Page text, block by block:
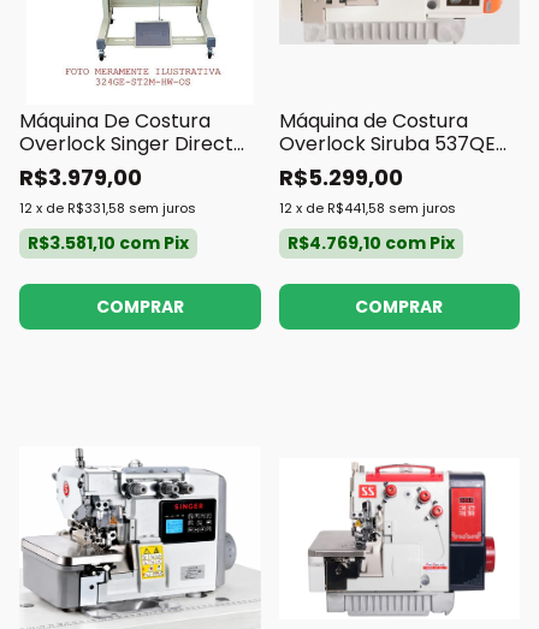
Máquina De Costura
Overlock Singer Direct
Drive 3 Fios
R$3.979,00
12x de R$331,58 sem juros
R$3.581,10 com Pix
COMPRAR
Máquina de Costura
Overlock Siruba 537QE
Direct Drive 3 Fios
R$5.299,00
12 x de R$441,58 sem juros
R$4.769,10 com Pix
COMPRAR